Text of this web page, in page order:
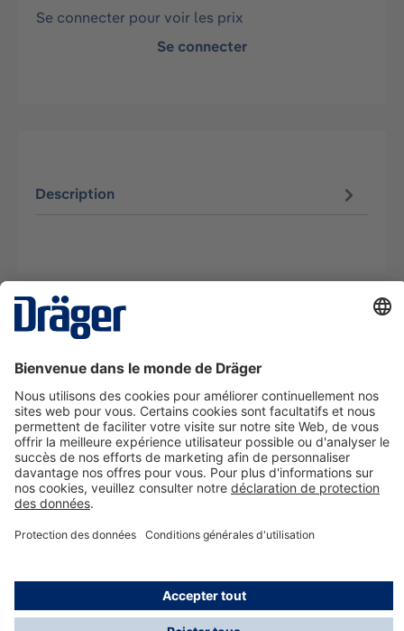
Se connecter pour voir les prix
Se connecter
Description
La technologie
Nous contacter
A propos de Dräger
Informations
*Les taxes et les frais d'expédition ne sont pas inclus